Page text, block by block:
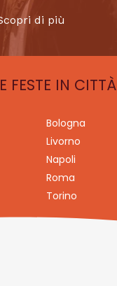
di più
FESTE IN CITTÀ
Bologna
Livorno
Napoli
Roma
Torino